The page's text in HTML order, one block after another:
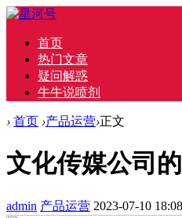
首页
热门文章
疑问解惑
牛牛说喷剂
› 首页 ›产品运营›正文
文化传媒公司
admin 产品运营 2023-07-10